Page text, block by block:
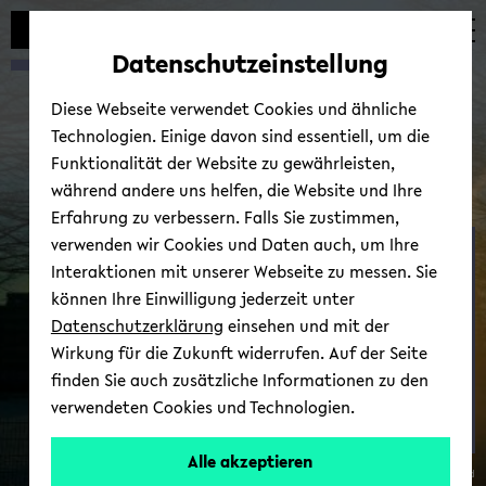
Automatische
vermeiden
zum
wechseln
zum
wechseln
zum
wechseln
BU2BU
© Uni­ver­si­tät Bie­le­feld
Datenschutzeinstellung
Diese Webseite verwendet Cookies und ähnliche
Technologien. Einige davon sind essentiell, um die
Funktionalität der Website zu gewährleisten,
während andere uns helfen, die Website und Ihre
Erfahrung zu verbessern. Falls Sie zustimmen,
verwenden wir Cookies und Daten auch, um Ihre
Interaktionen mit unserer Webseite zu messen. Sie
können Ihre Einwilligung jederzeit unter
Datenschutzerklärung einsehen und mit der
Wirkung für die Zukunft widerrufen. Auf der Seite
finden Sie auch zusätzliche Informationen zu den
verwendeten Cookies und Technologien.
Alle akzeptieren